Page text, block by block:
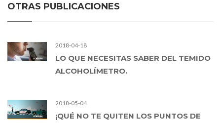
OTRAS PUBLICACIONES
2018-04-18
LO QUE NECESITAS SABER DEL TEMIDO
ALCOHOLÍMETRO.
2018-05-04
¡QUÉ NO TE QUITEN LOS PUNTOS DE